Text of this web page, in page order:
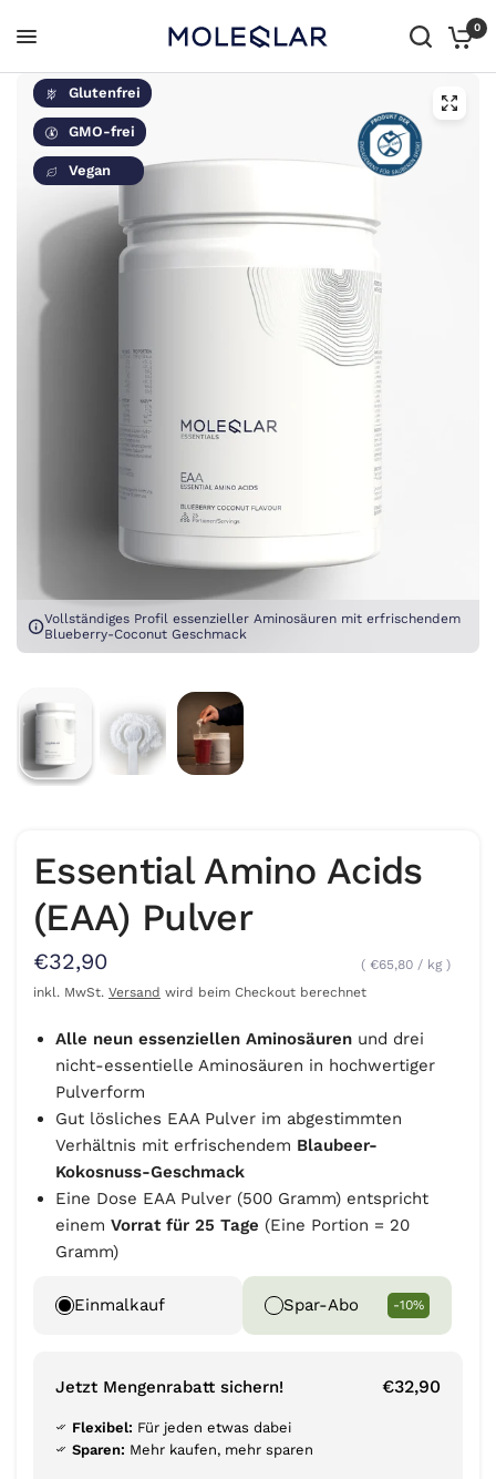
0
Glutenfrei
GMO-frei
Vegan
Vollständiges Profil essenzieller Aminosäuren mit erfrischendem
Blueberry-Coconut Geschmack
Essential Amino Acids
(EAA) Pulver
€32,90 €65,80 / kg
inkl. MwSt. Versand wird beim Checkout berechnet
Alle neun essenziellen Aminosäuren und drei
nicht-essentielle Aminosäuren in hochwertiger
Pulverform
Gut lösliches EAA Pulver im abgestimmten
Verhältnis mit erfrischendem Blaubeer-
Kokosnuss-Geschmack
Eine Dose EAA Pulver (500 Gramm) entspricht
einem Vorrat für 25 Tage (Eine Portion = 20
Gramm)
Einmalkauf Spar-Abo -10%
Jetzt Mengenrabatt sichern! €32,90
Flexibel: Für jeden etwas dabei
Sparen: Mehr kaufen, mehr sparen